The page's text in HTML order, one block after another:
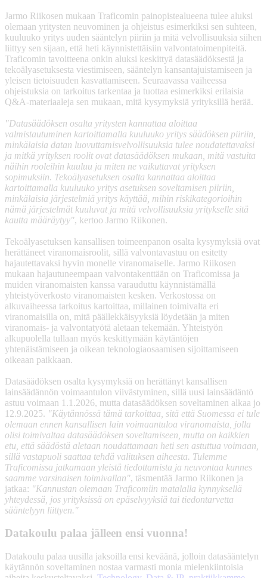
Jarmo Riikosen mukaan Traficomin painopistealueena tulee aluksi
olemaan yritysten neuvominen ja ohjeistus esimerkiksi sen suhteen,
kuuluuko yritys uuden sääntelyn piiriin ja mitä velvollisuuksia siihen
liittyy sen sijaan, että heti käynnistettäisiin valvontatoimenpiteitä.
Traficomin tavoitteena onkin aluksi keskittyä datasäädöksestä ja
tekoälyasetuksesta viestimiseen, sääntelyn kansantajuistamiseen ja
yleisen tietoisuuden kasvattamiseen. Seuraavassa vaiheessa
ohjeistuksia on tarkoitus tarkentaa ja tuottaa esimerkiksi erilaisia
Q&A-materiaaleja sen mukaan, mitä kysymyksiä yrityksillä herää.
"Datasäädöksen osalta yritysten kannattaa aloittaa
valmistautuminen kartoittamalla kuuluuko yritys säädöksen piiriin,
minkälaisia datan luovuttamisvelvollisuuksia tulee noudatettavaksi
ja mitkä yrityksen roolit ovat datasäädöksen mukaan, mitä vastuita
näihin rooleihin kuuluu ja miten ne vaikuttavat yrityksen
sopimuksiin. Tekoälyasetuksen osalta kannattaa aloittaa
kartoittamalla kuuluuko yritys asetuksen soveltamisen piiriin,
minkälaisia järjestelmiä yritys käyttää, mihin riskikategorioihin
nämä järjestelmät kuuluvat ja mitä velvollisuuksia yritykselle sitä
kautta määräytyy", kertoo Jarmo Riikonen.
Tekoälyasetuksen kansallisen toimeenpanon osalta kysymyksiä ovat
herättäneet viranomaisroolit, sillä valvontavastuu on esitetty
hajautettavaksi hyvin monelle viranomaiselle. Jarmo Riikosen
mukaan hajautuneempaan valvontakenttään on Traficomissa ja
muiden viranomaisten kanssa varauduttu käynnistämällä
yhteistyöverkosto viranomaisten kesken. Verkostossa on
alkuvaiheessa tarkoitus kartoittaa, millainen toimivalta eri
viranomaisilla on, mitä päällekkäisyyksiä löydetään ja miten
viranomais- ja valvontatyötä aletaan tekemään. Yhteistyön
alkupuolella tullaan myös keskittymään käytäntöjen
yhtenäistämiseen ja oikean teknologiaosaamisen sijoittamiseen
oikeaan paikkaan.
Datasäädöksen osalta kysymyksiä on herättänyt kansallisen
lainsäädännön voimaantulon viivästyminen, sillä uusi lainsäädäntö
astuu voimaan 1.1.2026, mutta datasäädöksen soveltaminen alkaa jo
12.9.2025. "Käytännössä tämä tarkoittaa, sitä että Suomessa ei tule
olemaan ennen kansallisen lain voimaantuloa viranomaista, jolla
olisi toimivaltaa datasäädöksen soveltamiseen, mutta on kaikkien
etu, että säädöstä aletaan noudattamaan heti sen astuttua voimaan,
sillä vastapuoli saattaa tehdä valituksen aiheesta. Tulemme
Traficomissa jatkamaan yleistä tiedottamista ja neuvontaa kunnes
saamme varsinaisen toimivallan", täsmentää Jarmo Riikonen ja
jatkaa: "Kannustan olemaan Traficomiin matalalla kynnyksellä
yhteydessä, jos yrityksissä on epäselvyyksiä tai tiedontarvetta
sääntelyyn liittyen."
Datakoulu palaa jälleen ensi vuonna!
Datakoulu palaa uusilla jaksoilla ensi keväänä, jolloin datasääntelyn
käytännön soveltaminen nostaa varmasti monia mielenkiintoisia